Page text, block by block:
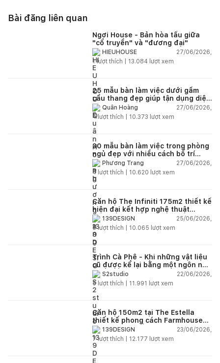
Bài đăng liên quan
Ngơi House - Bản hòa tấu giữa
"cổ truyền" và "đương đại"
HIEUHOUSE
27/06/2026,
1lượt thích | 13.084 lượt xem
25 mẫu bàn làm việc dưới gầm
cầu thang đẹp giúp tận dụng diện
tích tưởng chừng bị bỏ quên
Quân Hoàng
27/06/2026,
4lượt thích | 10.373 lượt xem
30 mẫu bàn làm việc trong phòng
ngủ đẹp với nhiều cách bố trí
thông minh cho mọi diện tích
Phương Trang
27/06/2026,
4 lượt thích | 10.620 lượt xem
Căn hộ The Infiniti 175m2 thiết kế
hiện đại kết hợp nghệ thuật
Modern Art đầy cảm xúc
139DESIGN
25/06/2026,
6lượt thích | 10.065 lượt xem
Trình Cà Phê - Khi những vật liệu
cũ được kể lại bằng một ngôn ngữ
thiết kế mới
S2studio
22/06/2026,
5 lượt thích | 11.991 lượt xem
Căn hộ 150m2 tại The Estella
thiết kế phong cách Farmhouse
thanh lịch và ấm áp
139DESIGN
23/06/2026,
7lượt thích | 12.177 lượt xem